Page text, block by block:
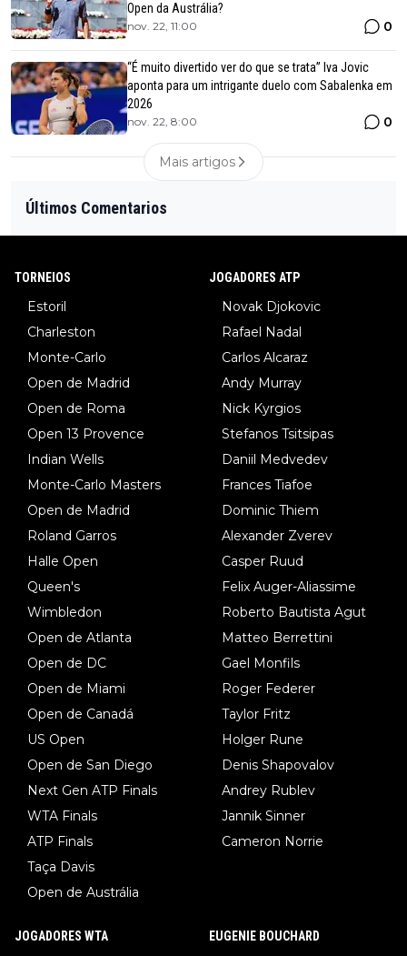
Open da Austrália?
nov. 22, 11:00 0
“É muito divertido ver do que se trata” Iva Jovic
aponta para um intrigante duelo com Sabalenka em
2026
nov. 22, 8:00 0
Mais artigos
Últimos Comentarios
TORNEIOS
Estoril
Charleston
Monte-Carlo
Open de Madrid
Open de Roma
Open 13 Provence
Indian Wells
Monte-Carlo Masters
Open de Madrid
Roland Garros
Halle Open
Queen's
Wimbledon
Open de Atlanta
Open de DC
Open de Miami
Open de Canadá
US Open
Open de San Diego
Next Gen ATP Finals
WTA Finals
ATP Finals
Taça Davis
Open de Austrália
JOGADORES ATP
Novak Djokovic
Rafael Nadal
Carlos Alcaraz
Andy Murray
Nick Kyrgios
Stefanos Tsitsipas
Daniil Medvedev
Frances Tiafoe
Dominic Thiem
Alexander Zverev
Casper Ruud
Felix Auger-Aliassime
Roberto Bautista Agut
Matteo Berrettini
Gael Monfils
Roger Federer
Taylor Fritz
Holger Rune
Denis Shapovalov
Andrey Rublev
Jannik Sinner
Cameron Norrie
JOGADORES WTA EUGENIE BOUCHARD